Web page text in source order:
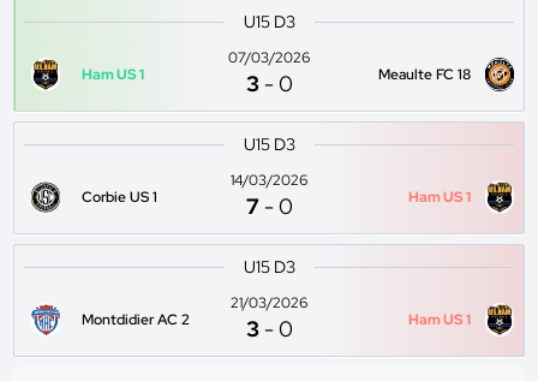
U15 D3
Ham US 1
07/03/2026
3 -0 Meaulte FC 18
U15 D3
Corbie US 1
14/03/2026
7 -0 Ham US 1
U15 D3
Montdidier AC 2
21/03/2026
3 -0 Ham US 1